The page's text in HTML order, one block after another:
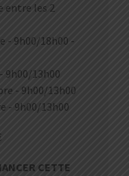
entre les 2
- 9h00/18h00 -
9h00/13h00
- 9h00/13h00
- 9h00/13h00
CETTE